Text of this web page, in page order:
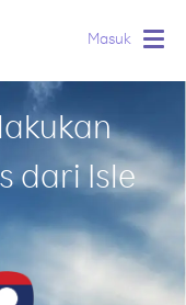
Masuk
dari Isle